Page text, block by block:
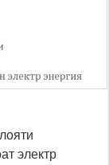
электр